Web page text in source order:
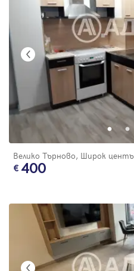
Велико Търново, Широк
400